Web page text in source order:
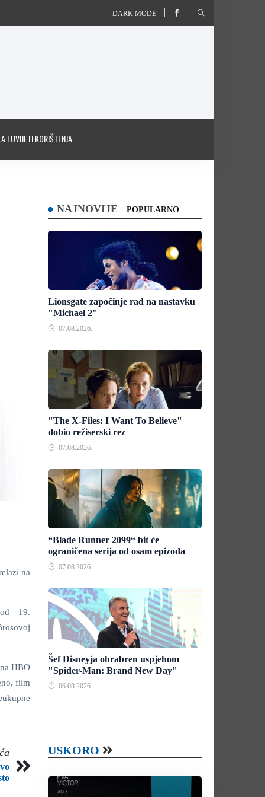
DARK MODE
I UVIJETI KORIŠTENJA
na
19.
HBO
film
NAJNOVIJE POPULARNO
Lionsgate započinje rad na nastavku
"Michael 2"
07.08.2026.
"The X-Files: I Want To Believe"
dobio režiserski rez
07.08.2026.
“Blade Runner 2099“ bit će
ograničena serija od osam epizoda
07.08.2026.
Šef Disneyja ohrabren uspjehom
"Spider-Man: Brand New Day"
06.08.2026.
USKORO